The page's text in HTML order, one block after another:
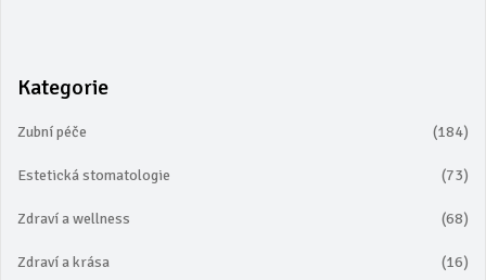
Kategorie
Zubní péče (184)
Estetická stomatologie (73)
Zdraví a wellness (68)
Zdraví a krása (16)